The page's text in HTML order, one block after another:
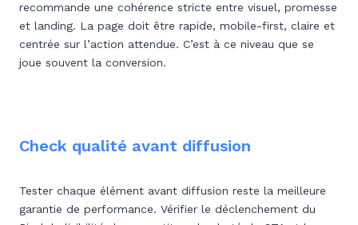
recommande une cohérence stricte entre visuel, promesse
et landing. La page doit être rapide, mobile-first, claire et
centrée sur l’action attendue. C’est à ce niveau que se
joue souvent la conversion.
Check qualité avant diffusion
Tester chaque élément avant diffusion reste la meilleure
garantie de performance. Vérifier le déclenchement du